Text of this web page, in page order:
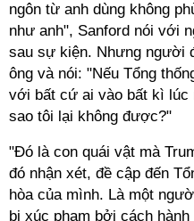
ngôn từ anh dùng không
như anh", Sanford nói với
sau sự kiện. Nhưng người
ông và nói: "Nếu Tổng
với bất cứ ai vào bất kì
sao tôi lại không được?"
"Đó là con quái vật mà
đó nhận xét, đề cập đến
hòa của mình. Là một
bị xúc phạm bởi cách